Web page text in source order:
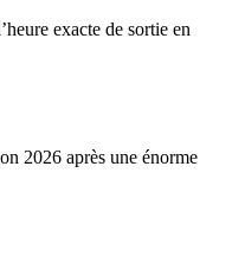
exacte de sortie en
2026 après une énorme